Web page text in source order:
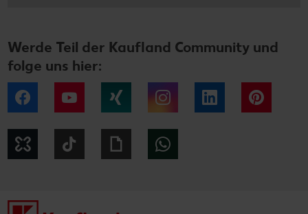
Werde Teil der Kaufland Community und
folge uns hier:
Facebook YouTube Instagram LinkedIn
Kununu Giphy